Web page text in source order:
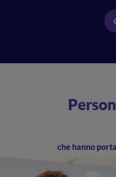
che hanno